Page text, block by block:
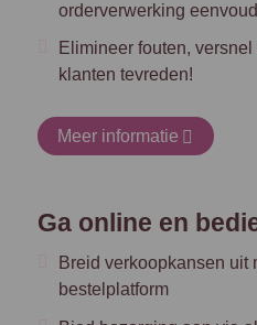
orderverwerking
Elimineer fouten,
klanten tevreden!
Meer informatie
Ga online en
Breid verkoopkansen uit
bestelplatform